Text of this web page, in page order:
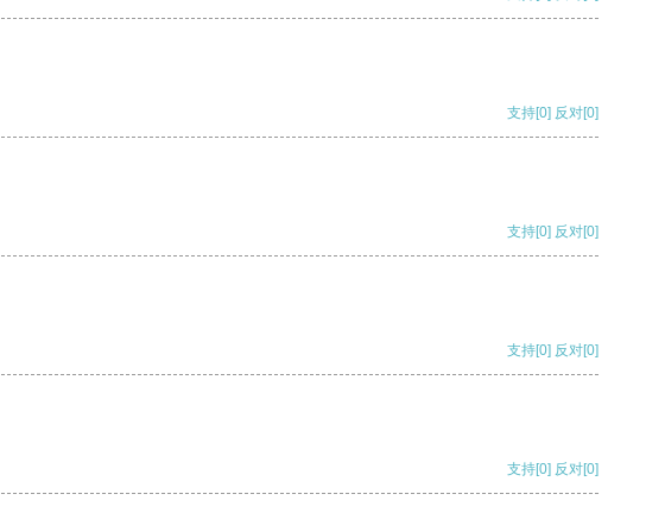
支持[0] 反对[0]
支持[0] 反对[0]
支持[0] 反对[0]
支持[0] 反对[0]